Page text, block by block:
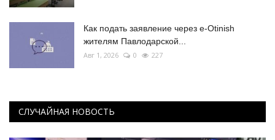
Как подать заявление через e-Otinish
жителям Павлодарской...
Авг 1, 2026 0 227
СЛУЧАЙНАЯ НОВОСТЬ